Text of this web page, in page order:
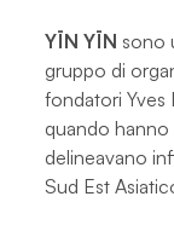
YĪN YĪN sono
gruppo di
fondatori Yves
quando hanno
delineavano
Sud Est